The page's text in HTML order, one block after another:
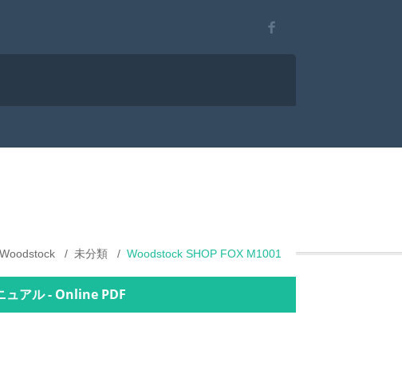
Woodstock 未分類 Woodstock SHOP FOX M1001
ュアル - Online PDF